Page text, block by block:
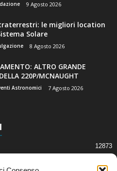
9 Agosto 2026
le migliori location
Solare
8 Agosto 2026
ALTRO GRANDE
220P/MCNAUGHT
Astronomici 7 Agosto 2026
12873